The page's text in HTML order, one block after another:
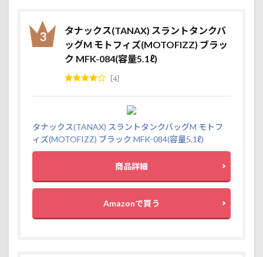
タナックス(TANAX) スラントタンクバ
ッグM モトフィズ(MOTOFIZZ) ブラッ
ク MFK-084(容量5.1ℓ)
4
タナックス(TANAX) スラントタンクバッグM モトフ
ィズ(MOTOFIZZ) ブラック MFK-084(容量5.1ℓ)
商品詳細
Amazonで買う